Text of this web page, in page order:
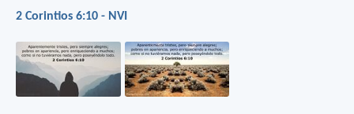
2 Corintios 6:10 - NVI